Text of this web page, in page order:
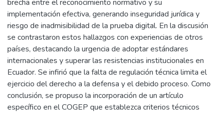
brecha entre el reconocimiento normativo y su
implementación efectiva, generando inseguridad jurídica y
riesgo de inadmisibilidad de la prueba digital. En la discusión
se contrastaron estos hallazgos con experiencias de otros
países, destacando la urgencia de adoptar estándares
internacionales y superar las resistencias institucionales en
Ecuador. Se infirió que la falta de regulación técnica limita el
ejercicio del derecho a la defensa y el debido proceso. Como
conclusión, se propuso la incorporación de un artículo
específico en el COGEP que establezca criterios técnicos